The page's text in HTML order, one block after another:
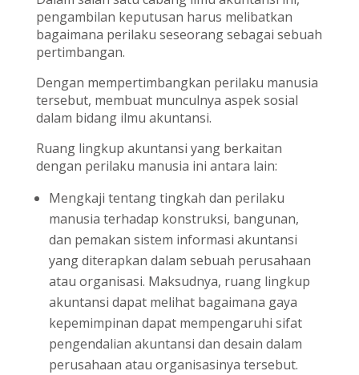
pengambilan keputusan harus melibatkan
bagaimana perilaku seseorang sebagai sebuah
pertimbangan.
Dengan mempertimbangkan perilaku manusia
tersebut, membuat munculnya aspek sosial
dalam bidang ilmu akuntansi.
Ruang lingkup akuntansi yang berkaitan
dengan perilaku manusia ini antara lain:
Mengkaji tentang tingkah dan perilaku
manusia terhadap konstruksi, bangunan,
dan pemakan sistem informasi akuntansi
yang diterapkan dalam sebuah perusahaan
atau organisasi. Maksudnya, ruang lingkup
akuntansi dapat melihat bagaimana gaya
kepemimpinan dapat mempengaruhi sifat
pengendalian akuntansi dan desain dalam
perusahaan atau organisasinya tersebut.